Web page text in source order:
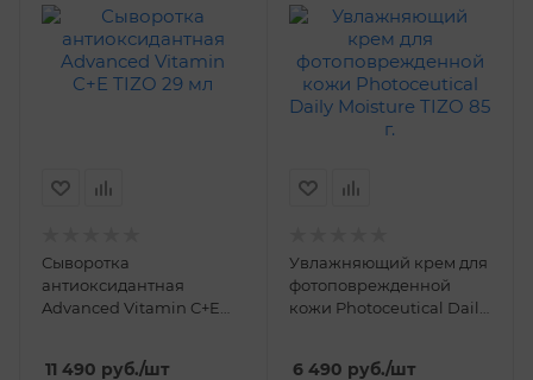
Сыворотка
антиоксидантная
Advanced Vitamin C+E
11 490 руб./шт
Увлажняющий крем для
фотоповрежденной
кожи Photoceutiсal Daily
6 490 руб./шт